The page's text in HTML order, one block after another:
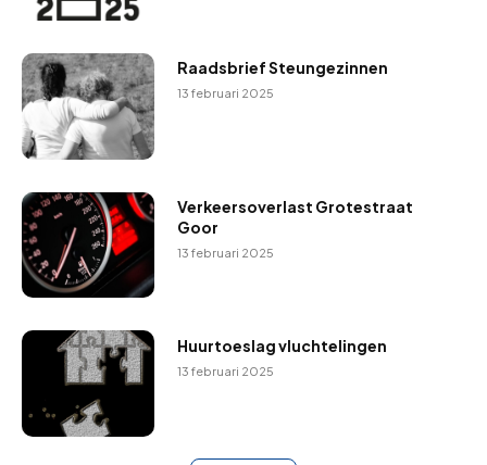
Raadsbrief Steungezinnen
13 februari 2025
Verkeersoverlast Grotestraat
Goor
13 februari 2025
Huurtoeslag vluchtelingen
13 februari 2025